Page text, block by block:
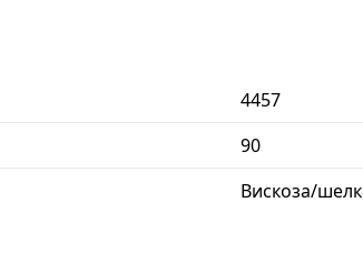
4457
90
Вискоза/шелк